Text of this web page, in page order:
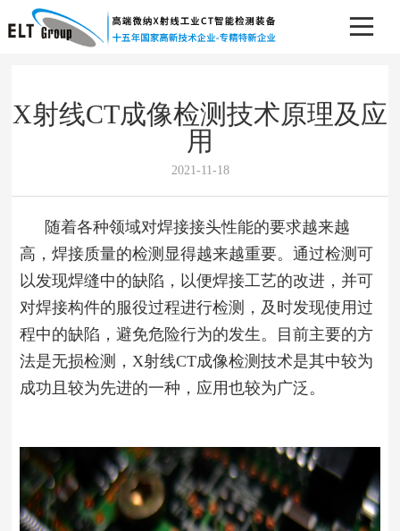
X射线CT成像检测技术原理及应
用
2021-11-18
随着各种领域对焊接接头性能的要求越来越
高，焊接质量的检测显得越来越重要。通过检测可
以发现焊缝中的缺陷，以便焊接工艺的改进，并可
对焊接构件的服役过程进行检测，及时发现使用过
程中的缺陷，避免危险行为的发生。目前主要的方
法是无损检测，X射线CT成像检测技术是其中较为
成功且较为先进的一种，应用也较为广泛。